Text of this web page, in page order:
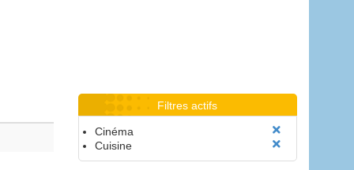
Filtres actifs
Cinéma
Cuisine